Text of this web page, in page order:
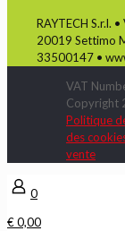
RAYTECH S.r.l.
20019 Settimo
33500147 •
VAT
Copyright
Politique
des
vente
0
€ 0,00